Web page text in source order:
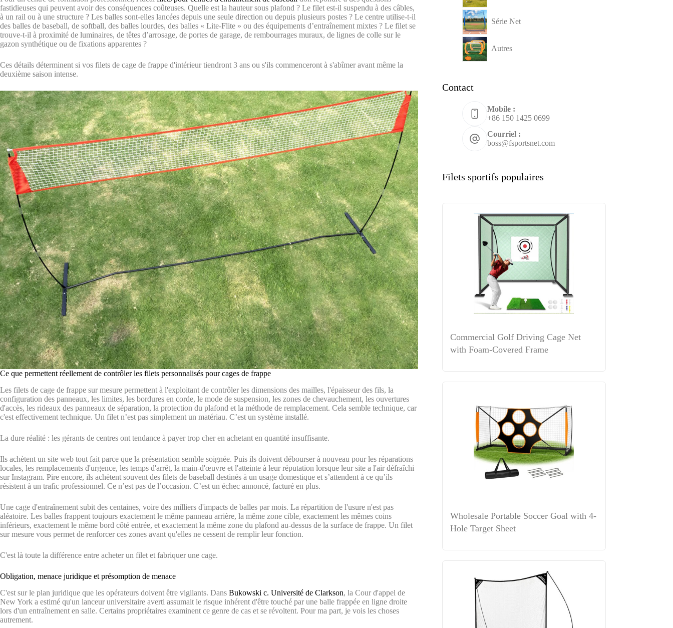
fastidieuses qui peuvent avoir des conséquences coûteuses. Quelle est la hauteur sous plafond ? Le filet est-il suspendu à des câbles,
à un rail ou à une structure ? Les balles sont-elles lancées depuis une seule direction ou depuis plusieurs postes ? Le centre utilise-t-il
des balles de baseball, de softball, des balles lourdes, des balles « Lite-Flite » ou des équipements d’entraînement mixtes ? Le filet se
trouve-t-il à proximité de luminaires, de têtes d’arrosage, de portes de garage, de rembourrages muraux, de lignes de colle sur le
gazon synthétique ou de fixations apparentes ?
Ces détails déterminent si vos filets de cage de frappe d'intérieur tiendront 3 ans ou s'ils commenceront à s'abîmer avant même la
deuxième saison intense.
Ce que permettent réellement de contrôler les filets personnalisés pour cages de frappe
Les filets de cage de frappe sur mesure permettent à l'exploitant de contrôler les dimensions des mailles, l'épaisseur des fils, la
configuration des panneaux, les limites, les bordures en corde, le mode de suspension, les zones de chevauchement, les ouvertures
d'accès, les rideaux des panneaux de séparation, la protection du plafond et la méthode de remplacement. Cela semble technique, car
c'est effectivement technique. Un filet n’est pas simplement un matériau. C’est un système installé.
La dure réalité : les gérants de centres ont tendance à payer trop cher en achetant en quantité insuffisante.
Ils achètent un site web tout fait parce que la présentation semble soignée. Puis ils doivent débourser à nouveau pour les réparations
locales, les remplacements d'urgence, les temps d'arrêt, la main-d'œuvre et l'atteinte à leur réputation lorsque leur site a l'air défraîchi
sur Instagram. Pire encore, ils achètent souvent des filets de baseball destinés à un usage domestique et s’attendent à ce qu’ils
résistent à un trafic professionnel. Ce n’est pas de l’occasion. C’est un échec annoncé, facturé en plus.
Une cage d'entraînement subit des centaines, voire des milliers d'impacts de balles par mois. La répartition de l'usure n'est pas
aléatoire. Les balles frappent toujours exactement le même panneau arrière, la même zone cible, exactement les mêmes coins
inférieurs, exactement le même bord côté entrée, et exactement la même zone du plafond au-dessus de la surface de frappe. Un filet
sur mesure vous permet de renforcer ces zones avant qu'elles ne cessent de remplir leur fonction.
C'est là toute la différence entre acheter un filet et fabriquer une cage.
Obligation, menace juridique et présomption de menace
C'est sur le plan juridique que les opérateurs doivent être vigilants. Dans Bukowski c. Université de Clarkson, la Cour d'appel de
New York a estimé qu'un lanceur universitaire averti assumait le risque inhérent d'être touché par une balle frappée en ligne droite
lors d'un entraînement en salle. Certains propriétaires examinent ce genre de cas et se révoltent. Pour ma part, je vois les choses
autrement.
Série Net
Autres
Contact
Mobile :
+86 150 1425 0699
Courriel :
boss@fsportsnet.com
Filets sportifs populaires
Commercial Golf Driving Cage Net
with Foam-Covered Frame
Wholesale Portable Soccer Goal with 4-
Hole Target Sheet